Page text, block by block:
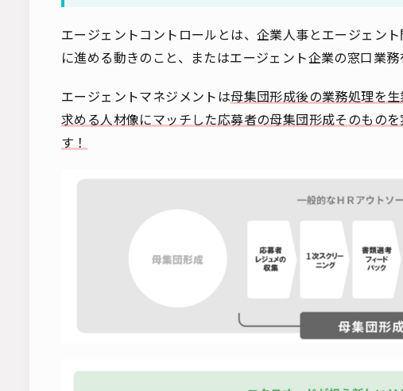
エージェントコントロールとは、企業人事とエージェン
に進める動きのこと、またはエージェント企業の窓口業務
エージェントマネジメントは母集団形成後の業務処理を
求める人材像にマッチした応募者の母集団形成そのもの
す！